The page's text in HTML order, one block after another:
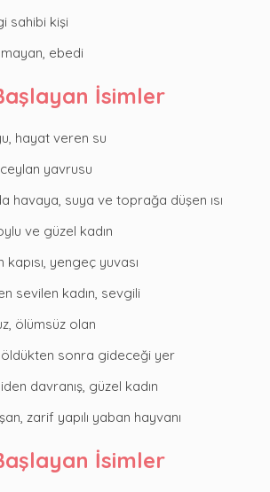
sahibi kişi
ebedi
İsimler
hayat veren su
yavrusu
havaya, suya ve toprağa düşen ısı
ve güzel kadın
yengeç yuvası
sevilen kadın, sevgili
ölümsüz olan
öldükten sonra gideceği yer
davranış, güzel kadın
zarif yapılı yaban hayvanı
İsimler